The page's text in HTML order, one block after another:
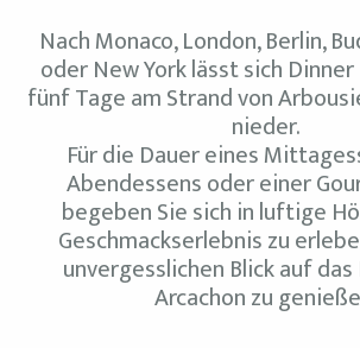
Nach Monaco, London, Berlin,
oder New York lässt sich
fünf Tage am Strand von
nieder.
Für die Dauer eines
Abendessens oder einer
begeben Sie sich in luftige
Geschmackserlebnis zu
unvergesslichen Blick auf das
Arcachon zu